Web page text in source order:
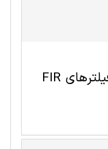
تشخیص عیب موتور القایی با فیلترهای FIR